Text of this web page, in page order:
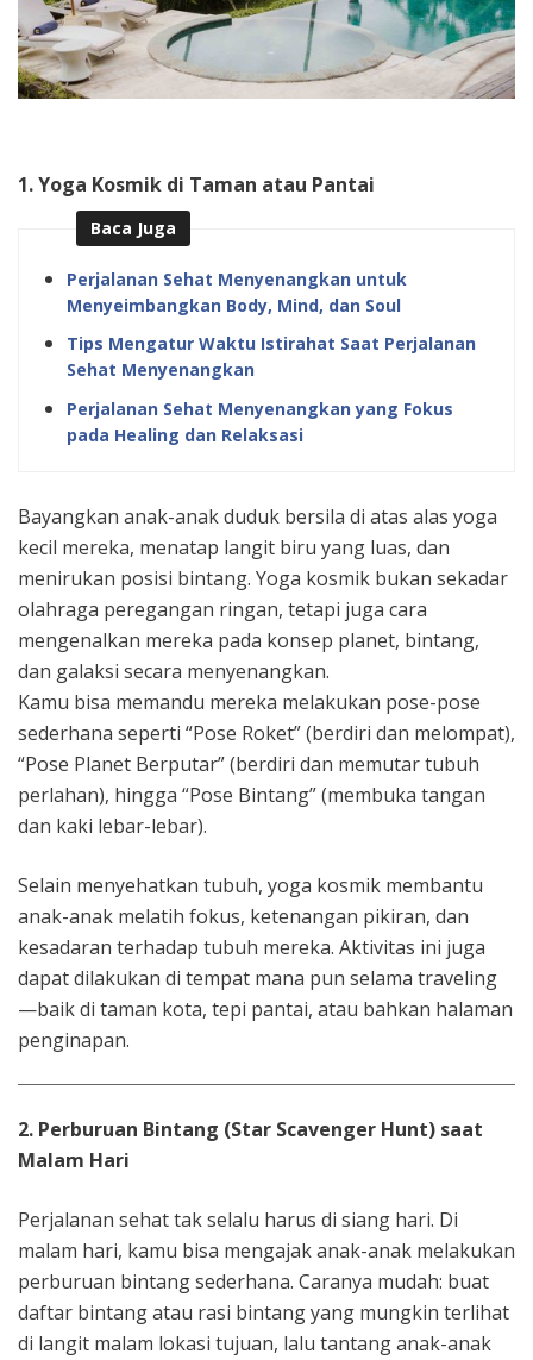
1. Yoga Kosmik di Taman atau Pantai
Baca Juga
Perjalanan Sehat Menyenangkan untuk
Menyeimbangkan Body, Mind, dan Soul
Tips Mengatur Waktu Istirahat Saat Perjalanan
Sehat Menyenangkan
Perjalanan Sehat Menyenangkan yang Fokus
pada Healing dan Relaksasi
Bayangkan anak-anak duduk bersila di atas alas yoga
kecil mereka, menatap langit biru yang luas, dan
menirukan posisi bintang. Yoga kosmik bukan sekadar
olahraga peregangan ringan, tetapi juga cara
mengenalkan mereka pada konsep planet, bintang,
dan galaksi secara menyenangkan.
Kamu bisa memandu mereka melakukan pose-pose
sederhana seperti “Pose Roket” (berdiri dan melompat),
“Pose Planet Berputar” (berdiri dan memutar tubuh
perlahan), hingga “Pose Bintang” (membuka tangan
dan kaki lebar-lebar).
Selain menyehatkan tubuh, yoga kosmik membantu
anak-anak melatih fokus, ketenangan pikiran, dan
kesadaran terhadap tubuh mereka. Aktivitas ini juga
dapat dilakukan di tempat mana pun selama traveling
—baik di taman kota, tepi pantai, atau bahkan halaman
penginapan.
2. Perburuan Bintang (Star Scavenger Hunt) saat
Malam Hari
Perjalanan sehat tak selalu harus di siang hari. Di
malam hari, kamu bisa mengajak anak-anak melakukan
perburuan bintang sederhana. Caranya mudah: buat
daftar bintang atau rasi bintang yang mungkin terlihat
di langit malam lokasi tujuan, lalu tantang anak-anak